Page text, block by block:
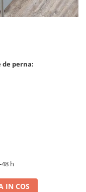
de perna:
48 h
IN COS